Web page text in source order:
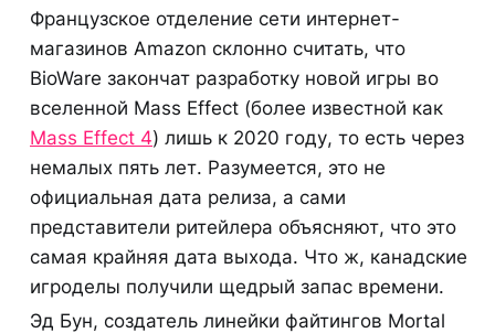
Французское отделение сети интернет-
магазинов Amazon склонно считать, что
BioWare закончат разработку новой игры во
вселенной Mass Effect (более известной как
Mass Effect 4) лишь к 2020 году, то есть через
немалых пять лет. Разумеется, это не
официальная дата релиза, а сами
представители ритейлера объясняют, что это
самая крайняя дата выхода. Что ж, канадские
игроделы получили щедрый запас времени.
Эд Бун, создатель линейки файтингов Mortal